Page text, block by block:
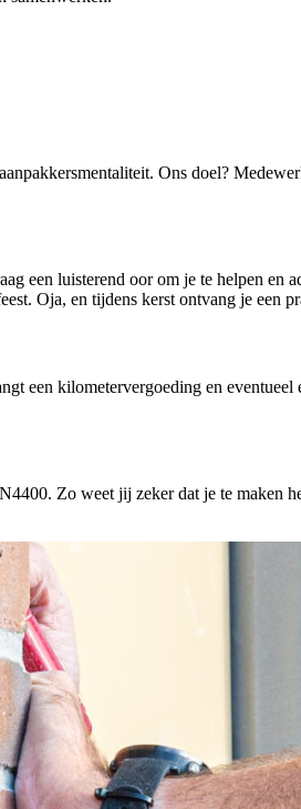
Ons doel?
een luisterend oor om je te helpen
Oja, en tijdens kerst ontvang je een
een kilometervergoeding en
Zo weet jij zeker dat je te maken